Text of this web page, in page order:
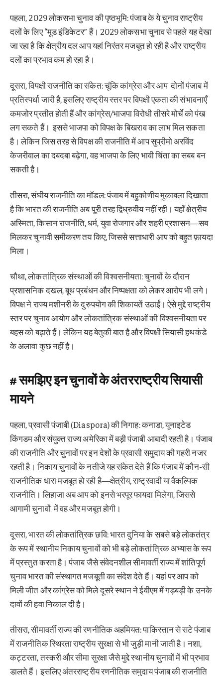
पहला, 2029 लोकसभा चुनाव की पृष्ठभूमि: पंजाब के ये चुनाव राष्ट्रीय
दलों के लिए “मूड इंडिकेटर” हैं। 2029 लोकसभा चुनाव से पहले यह देखा
जा रहा है कि क्षेत्रीय दल आप यहां निरंतर मजबूत हो रही है और राष्ट्रीय
दलों का प्रभाव कम हो रहा है।
दूसरा, विपक्षी राजनीति का संकेत: चूंकि कांग्रेस और आप दोनों पंजाब में
प्रतिस्पर्धा जारी है, इसलिए राष्ट्रीय स्तर पर विपक्षी एकता की संभावनाएँ
कमजोर प्रतीत होती हैं और कांग्रेस/भाजपा विरोधी तीसरे मोर्चे को पंख
लग सकते हैं। इससे भाजपा को विपक्ष के बिखराव का लाभ मिल सकता
है। लेकिन जिस तरह से विपक्ष की राजनीति में आप सुप्रीमो अरविंद
केजरीवाल का दबदबा बढ़ेगा, वह भाजपा के लिए भावी चिंता का सबब बन
सकती है।
तीसरा, संघीय राजनीति का मॉडल: पंजाब में बहुकोणीय मुकाबला दिखाता
है कि भारत की राजनीति अब पूरी तरह द्विध्रुवीय नहीं रही। यहाँ क्षेत्रीय
अस्मिता, किसान राजनीति, धर्म, युवा रोजगार और शहरी प्रशासन—सब
मिलकर चुनावी समीकरण तय किए, जिससे सत्ताधारी आप को बहुत फ़ायदा
मिला।
चौथा, लोकतांत्रिक संस्थाओं की विश्वसनीयता: चुनावों के दौरान
प्रशासनिक दखल, बूथ प्रबंधन और निष्पक्षता को लेकर आरोप भी लगे।
विपक्ष ने राज्य मशीनरी के दुरुपयोग की शिकायतें उठाईं। ऐसे मुद्दे राष्ट्रीय
स्तर पर चुनाव आयोग और लोकतांत्रिक संस्थाओं की विश्वसनीयता पर
बहस को बढ़ाते हैं। लेकिन यह बेतुकी बात है और विपक्षी सियासी हथकंडे
के अलावा कुछ नहीं है।
# समझिए इन चुनावों के अंतरराष्ट्रीय सियासी
मायने
पहला, प्रवासी पंजाबी (Diaspora) की निगाह: कनाडा, यूनाइटेड
किंगडम और संयुक्त राज्य अमेरिका में बड़ी पंजाबी आबादी रहती है। पंजाब
की राजनीति और चुनावों पर इन देशों के प्रवासी समुदाय की गहरी नजर
रहती है। निकाय चुनावों के नतीजे यह संकेत देते हैं कि पंजाब में कौन-सी
राजनीतिक धारा मजबूत हो रही है—क्षेत्रीय, राष्ट्रवादी या वैकल्पिक
राजनीति। लिहाजा अब आप को इनसे भरपूर फायदा मिलेगा, जिससे
आगामी चुनावों में वह और मजबूत होगी।
दूसरा, भारत की लोकतांत्रिक छवि: भारत दुनिया के सबसे बड़े लोकतंत्र
के रूप में स्थानीय निकाय चुनावों को भी बड़े लोकतांत्रिक अभ्यास के रूप
में प्रस्तुत करता है। पंजाब जैसे संवेदनशील सीमावर्ती राज्य में शांतिपूर्ण
चुनाव भारत की संस्थागत मजबूती का संदेश देते हैं। यहां पर आप को
मिली जीत और कांग्रेस को मिले दूसरे स्थान ने ईवीएम में गड़बड़ी के उनके
दावों की हवा निकाल दी है।
तीसरा, सीमावर्ती राज्य की रणनीतिक अहमियत: पाकिस्तान से सटे पंजाब
में राजनीतिक स्थिरता राष्ट्रीय सुरक्षा से भी जुड़ी मानी जाती है। नशा,
कट्टरता, तस्करी और सीमा सुरक्षा जैसे मुद्दे स्थानीय चुनावों में भी प्रभाव
डालते हैं। इसलिए अंतरराष्ट्रीय रणनीतिक समुदाय पंजाब की राजनीति